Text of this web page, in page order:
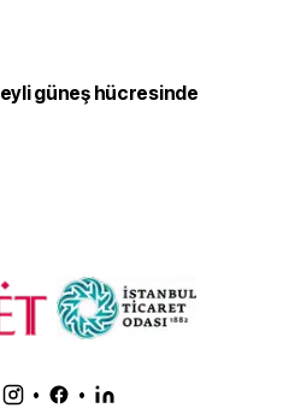
güneş hücresinde
• •